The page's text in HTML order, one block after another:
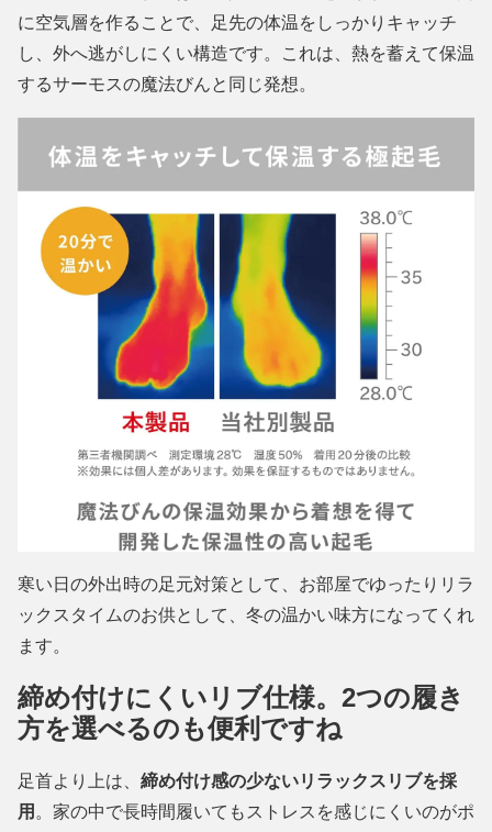
に空気層を作ることで、足先の体温をしっかりキャッチ
し、外へ逃がしにくい構造です。これは、熱を蓄えて保温
するサーモスの魔法びんと同じ発想。
寒い日の外出時の足元対策として、お部屋でゆったりリラ
ックスタイムのお供として、冬の温かい味方になってくれ
ます。
締め付けにくいリブ仕様。2つの履き
方を選べるのも便利ですね
足首より上は、 締め付け感の少ないリラックスリブを採
用 。家の中で長時間履いてもストレスを感じにくいのがポ